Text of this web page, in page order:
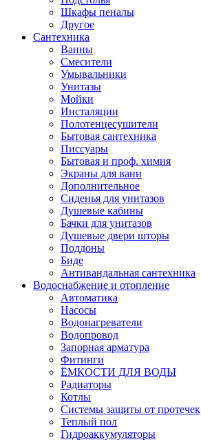
Шкафы пеналы
Другое
Сантехника
Ванны
Смесители
Умывальники
Унитазы
Мойки
Инсталяции
Полотенцесушители
Бытовая сантехника
Писсуары
Бытовая и проф. химия
Экраны для ванн
Дополнительное
Сиденья для унитазов
Душевые кабины
Бачки для унитазов
Душевые двери шторы
Поддоны
Биде
Антивандальная сантехника
Водоснабжение и отопление
Автоматика
Насосы
Водонагреватели
Водопровод
Запорная арматура
Фитинги
ЁМКОСТИ ДЛЯ ВОДЫ
Радиаторы
Котлы
Системы защиты от протечек
Теплый пол
Гидроаккумуляторы